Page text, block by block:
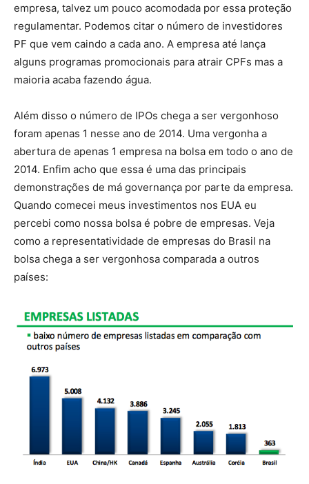
empresa, talvez um pouco acomodada por essa proteção
regulamentar. Podemos citar o número de investidores
PF que vem caindo a cada ano. A empresa até lança
alguns programas promocionais para atrair CPFs mas a
maioria acaba fazendo água.
Além disso o número de IPOs chega a ser vergonhoso
foram apenas 1 nesse ano de 2014. Uma vergonha a
abertura de apenas 1 empresa na bolsa em todo o ano de
2014. Enfim acho que essa é uma das principais
demonstrações de má governança por parte da empresa.
Quando comecei meus investimentos nos EUA eu
percebi como nossa bolsa é pobre de empresas. Veja
como a representatividade de empresas do Brasil na
bolsa chega a ser vergonhosa comparada a outros
países: